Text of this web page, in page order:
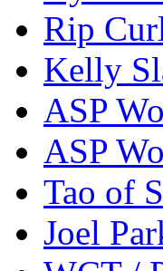
Rip
Kelly
ASP
ASP
Tao of
Joel